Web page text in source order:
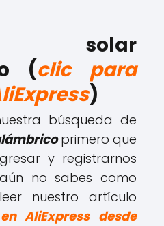
solar
(clic para
)
búsqueda de
primero que
y registrarnos
no sabes como
nuestro artículo
AliExpress desde